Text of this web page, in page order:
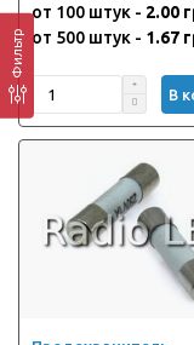
Фильтр
от 100 штук - 2.00
от 500 штук - 1.67
В